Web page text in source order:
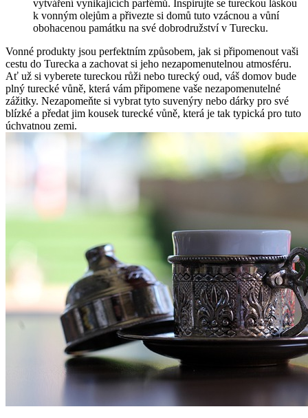
vytváření ​vynikajících parfémů. Inspirujte se tureckou ⁢láskou
k vonným olejům a přivezte si domů tuto vzácnou a vůní
obohacenou památku ⁣na své ‌dobrodružství v Turecku.
Vonné produkty jsou perfektním způsobem, jak si připomenout ⁤vaši
cestu ‌do Turecka a zachovat si jeho nezapomenutelnou atmosféru.
Ať už ⁤si vyberete tureckou růži nebo turecký oud,‍ váš domov bude
plný‍ turecké vůně, která vám⁢ připomene vaše nezapomenutelné
zážitky. Nezapomeňte si vybrat tyto suvenýry nebo dárky pro ⁤své
blízké⁤ a předat jim kousek turecké‍ vůně, ⁣která je tak typická pro tuto
úchvatnou zemi.